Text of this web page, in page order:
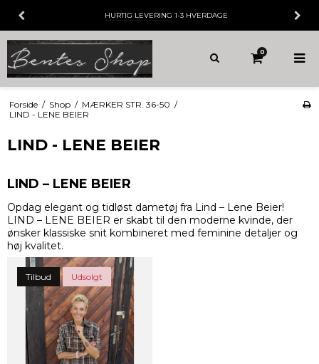
HURTIG LEVERING 1-3 HVERDAGE
0
Forside / Shop / MÆRKER STR. 36-50 /
LIND - LENE BEIER
LIND - LENE BEIER
LIND – LENE BEIER
Opdag elegant og tidløst dametøj fra Lind – Lene Beier!
LIND – LENE BEIER er skabt til den moderne kvinde, der
ønsker klassiske snit kombineret med feminine detaljer og
høj kvalitet.
Tilbud Udsolgt